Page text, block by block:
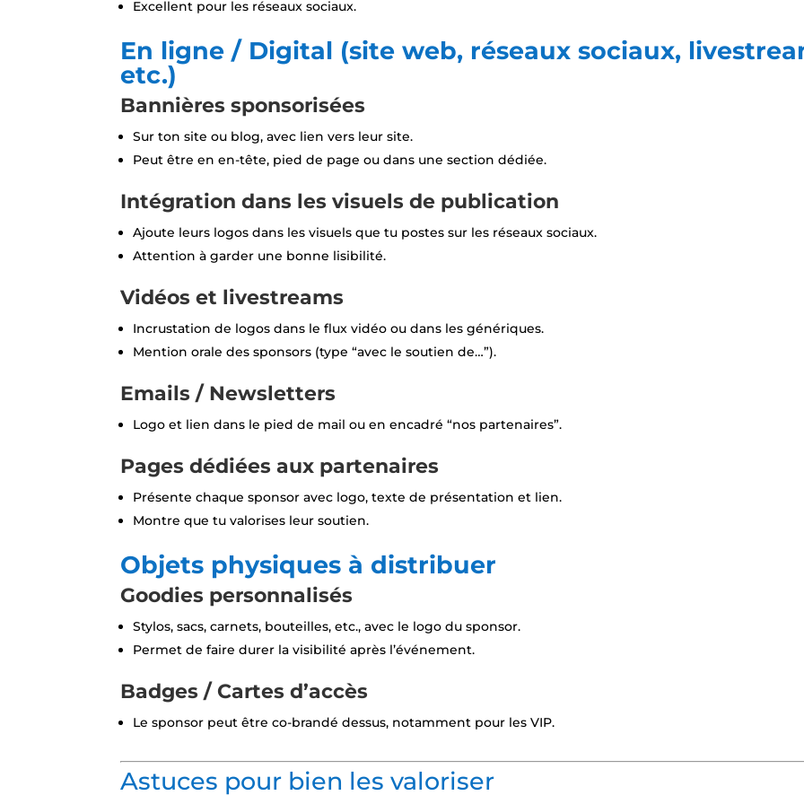
Excellent pour les réseaux sociaux.
En ligne / Digital (site web, réseaux sociaux,
etc.)
Bannières sponsorisées
Sur ton site ou blog, avec lien vers leur site.
Peut être en en-tête, pied de page ou dans une section dédiée.
Intégration dans les visuels de publication
Ajoute leurs logos dans les visuels que tu postes sur les réseaux sociaux.
Attention à garder une bonne lisibilité.
Vidéos et livestreams
Incrustation de logos dans le flux vidéo ou dans les génériques.
Mention orale des sponsors (type “avec le soutien de…”).
Emails / Newsletters
Logo et lien dans le pied de mail ou en encadré “nos partenaires”.
Pages dédiées aux partenaires
Présente chaque sponsor avec logo, texte de présentation et lien.
Montre que tu valorises leur soutien.
Objets physiques à distribuer
Goodies personnalisés
Stylos, sacs, carnets, bouteilles, etc., avec le logo du sponsor.
Permet de faire durer la visibilité après l’événement.
Badges / Cartes d’accès
Le sponsor peut être co-brandé dessus, notamment pour les VIP.
Astuces pour bien les valoriser